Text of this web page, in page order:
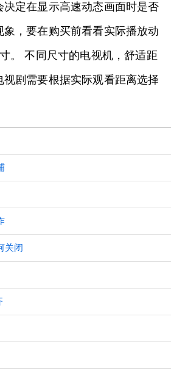
决定在显示高速动态画面时是否
，要在购买前看看实际播放动
。 不同尺寸的电视机，舒适距
剧需要根据实际观看距离选择
关闭